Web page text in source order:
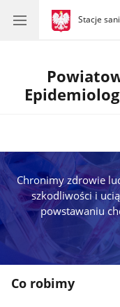
gov.pl
Stacje
gov.pl
Stacje
Chronimy zdrowie
szkodliwości i
powstawaniu
Co robimy